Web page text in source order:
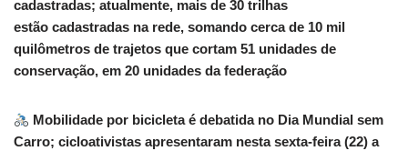
cadastradas; atualmente, mais de 30 trilhas
estão cadastradas na rede, somando cerca de 10 mil
quilômetros de trajetos que cortam 51 unidades de
conservação, em 20 unidades da federação
Mobilidade por bicicleta é debatida no Dia Mundial sem
Carro; cicloativistas apresentaram nesta sexta-feira (22) a